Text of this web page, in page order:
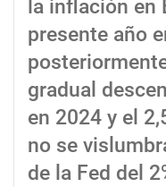
la inflación en
presente año
gradual
en 2024 y el
no se
de la Fed del